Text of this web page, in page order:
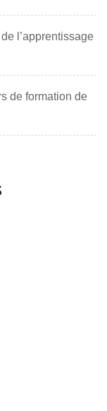
l’apprentissage
de formation de